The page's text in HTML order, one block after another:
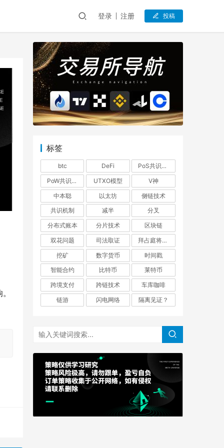
登录 注册 投稿
标签
btc DeFi
PoS共识机制
PoW共识机制
UTXO模型
V神
中本聪
以太坊
侧链技术
共识机制
减半
分叉
分布式账本
分片技术
区块链
双花问题
司法取证
拜占庭将军问题
挖矿
数字货币
时间戳
智能合约
比特币
莱特币
跨境支付
跨链技术
车库咖啡
链游
闪电网络 隔离见证？